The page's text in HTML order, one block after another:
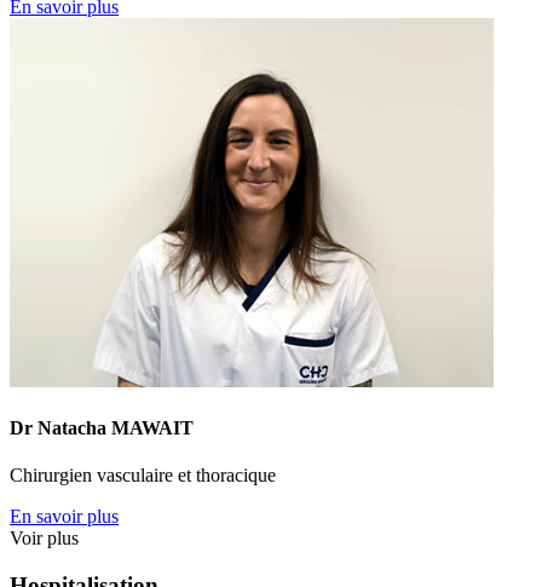
En savoir plus
Dr Natacha MAWAIT
Chirurgien vasculaire et thoracique
En savoir plus
Voir plus